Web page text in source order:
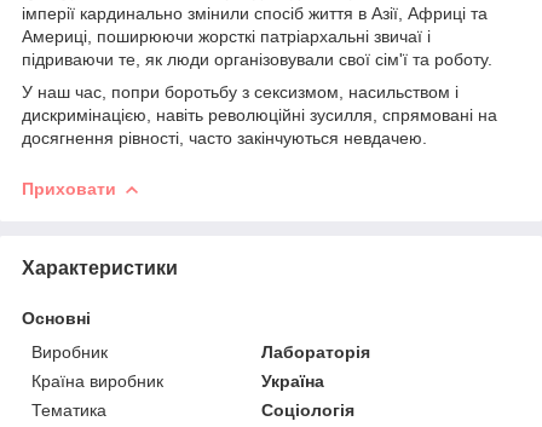
імперії кардинально змінили спосіб життя в Азії, Африці та
Америці, поширюючи жорсткі патріархальні звичаї і
підриваючи те, як люди організовували свої сім'ї та роботу.
У наш час, попри боротьбу з сексизмом, насильством і
дискримінацією, навіть революційні зусилля, спрямовані на
досягнення рівності, часто закінчуються невдачею.
Приховати
Характеристики
Основні
Виробник
Лабораторія
Країна виробник
Україна
Тематика
Соціологія